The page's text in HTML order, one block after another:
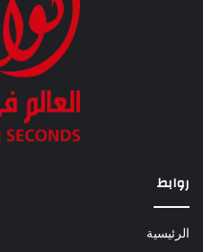
روابط
الرئيسية